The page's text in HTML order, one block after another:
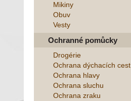
Mikiny
Obuv
Vesty
Ochranné pomůcky
Drogérie
Ochrana dýchacích cest
Ochrana hlavy
Ochrana sluchu
Ochrana zraku